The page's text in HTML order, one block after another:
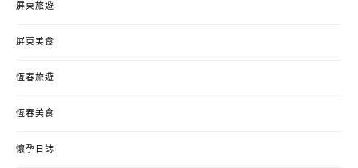
屏東旅遊
屏東美食
恆春旅遊
恆春美食
懷孕日誌